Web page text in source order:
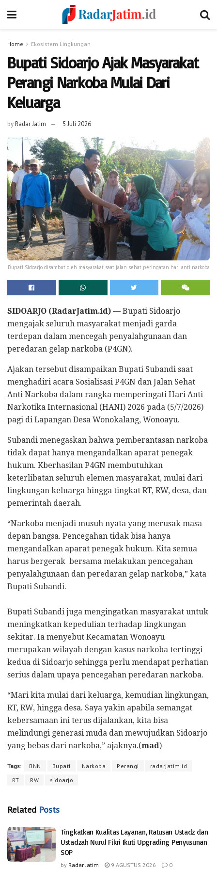
Home Ekosistem Lingkungan
Bupati Sidoarjo Ajak Masyarakat
Perangi Narkoba Mulai Dari
Keluarga
byRadar Jatim 5 Juli 2026
Bupati Sidoarjo disambut oleh masyarakat saat jalan sehat peringatan hari anti narkoba
SIDOARJO (RadarJatim.id) — Bupati Sidoarjo
mengajak seluruh masyarakat menjadi garda
terdepan dalam mencegah penyalahgunaan dan
peredaran gelap narkoba (P4GN).
Ajakan tersebut disampaikan Bupati Subandi saat
menghadiri acara Sosialisasi P4GN dan Jalan Sehat
Anti Narkoba dalam rangka memperingati Hari Anti
Narkotika Internasional (HANI) 2026 pada (5/7/2026)
pagi di Lapangan Desa Wonokalang, Wonoayu.
Subandi menegaskan bahwa pemberantasan narkoba
tidak dapat hanya mengandalkan aparat penegak
hukum. Kberhasilan P4GN membutuhkan
keterlibatan seluruh elemen masyarakat, mulai dari
lingkungan keluarga hingga tingkat RT, RW, desa, dan
pemerintah daerah.
“Narkoba menjadi musuh nyata yang merusak masa
depan bangsa. Pencegahan tidak bisa hanya
mengandalkan aparat penegak hukum. Kita semua
harus bergerak bersama melakukan pencegahan
penyalahgunaan dan peredaran gelap narkoba,” kata
Bupati Subandi.
Bupati Subandi juga mengingatkan masyarakat untuk
meningkatkan kepedulian terhadap lingkungan
sekitar. Ia menyebut Kecamatan Wonoayu
merupakan wilayah dengan kasus narkoba tertinggi
kedua di Sidoarjo sehingga perlu mendapat perhatian
serius dalam upaya pencegahan peredaran narkoba.
“Mari kita mulai dari keluarga, kemudian lingkungan,
RT, RW, hingga desa. Saya yakin apabila semangat
kebersamaan ini terus dijalankan, kita bisa
melindungi generasi muda dan mewujudkan Sidoarjo
yang bebas dari narkoba,” ajaknya.(mad)
Tags: BNN Bupati Narkoba Perangi
radarjatim.id
RT
RW sidoarjo
Related Posts
Tingkatkan Kualitas Layanan, Ratusan Ustadz dan
Ustadzah Nurul Fikri Ikuti Upgrading Penyusunan
SOP
by Radar Jatim 9 AGUSTUS 2026 0